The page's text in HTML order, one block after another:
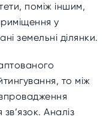
поміж іншим,
у
земельні ділянки.
то між
Аналіз